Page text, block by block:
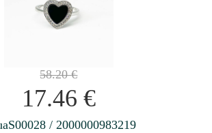
58.20€
17.46 €
/ 2000000983219